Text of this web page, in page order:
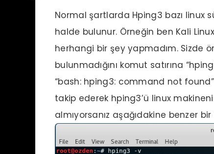
Normal şartlarda Hping3 bazı linux
halde bulunur. Örneğin ben Kali
herhangi bir şey yapmadım. Sizde
bulunmadığını komut satırına
“bash: hping3: command not
takip ederek hping3’ü linux
almıyorsanız aşağıdakine benzer bir